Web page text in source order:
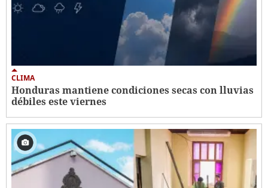
CLIMA
Honduras mantiene condiciones secas con lluvias
débiles este viernes